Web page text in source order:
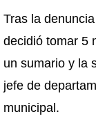
Tras la
decidió tomar 5
un sumario y la
jefe de
municipal.